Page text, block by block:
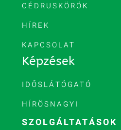
CÉDRUSKÖRÖK
HÍREK
KAPCSOLAT
Képzések
IDŐSLÁTÓGATÓ
HÍRÖSNAGYI
SZOLGÁLTATÁSOK